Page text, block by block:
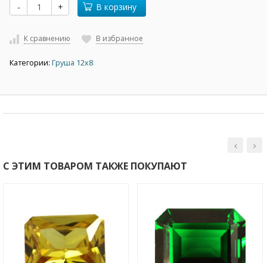
- + В корзину
К сравнению В избранное
Категории: Груша 12х8
С ЭТИМ ТОВАРОМ ТАКЖЕ ПОКУПАЮТ